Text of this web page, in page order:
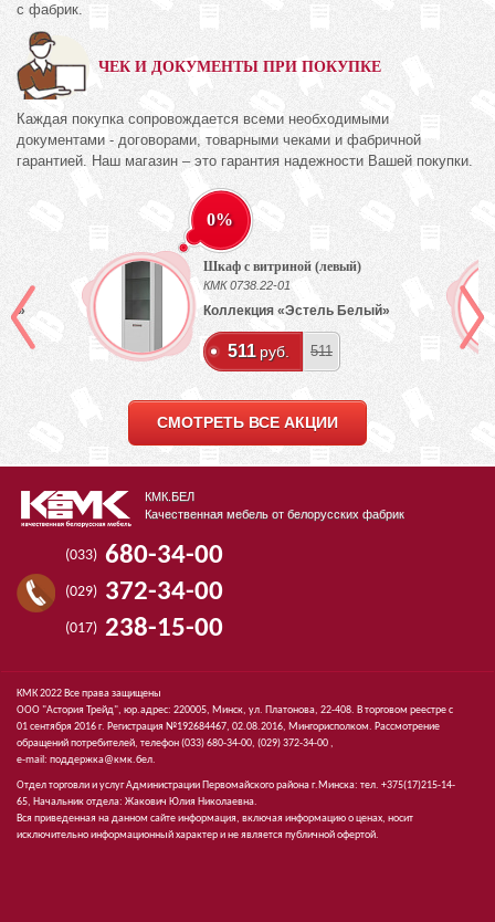
с фабрик.
ЧЕК И ДОКУМЕНТЫ ПРИ ПОКУПКЕ
Каждая покупка сопровождается всеми необходимыми
документами - договорами, товарными чеками и фабричной
гарантией. Наш магазин – это гарантия надежности Вашей покупки.
0%
Шкаф с витриной (левый)
КМК 0738.22-01
Коллекция «Эстель Белый»
511 руб. 511
СМОТРЕТЬ ВСЕ АКЦИИ
КМК.БЕЛ
Качественная мебель от белорусских фабрик
(033) 680-34-00
(029) 372-34-00
(017) 238-15-00
КМК 2022 Все права защищены
ООО "Астория Трейд", юр.адрес: 220005, Минск, ул. Платонова, 22-408. В торговом реестре с
01 сентября 2016 г. Регистрация №192684467, 02.08.2016, Мингорисполком. Рассмотрение
обращений потребителей, телефон(033)680-34-00, (029)372-34-00 ,
e-mail: поддержка@кмк.бел.
Отдел торговли и услуг Администрации Первомайского района г.Минска: тел. +375(17)215-14-
65, Начальник отдела: Жакович Юлия Николаевна.
Вся приведенная на данном сайте информация, включая информацию о ценах, носит
исключительно информационный характер и не является публичной офертой.